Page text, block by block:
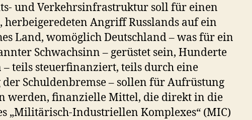
und Verkehrsinfrastruktur soll für einen
herbeigeredeten Angriff Russlands auf ein
Land, womöglich Deutschland – was für ein
Schwachsinn – gerüstet sein, Hunderte
teils steuerfinanziert, teils durch eine
Schuldenbremse – sollen für Aufrüstung
werden, finanzielle Mittel, die direkt in die
„Militärisch-Industriellen Komplexes“ (MIC)